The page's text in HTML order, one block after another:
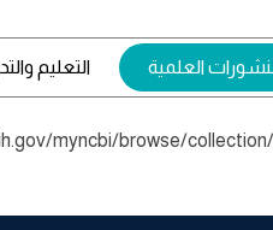
العلمية التعليم
myncbi/browse/